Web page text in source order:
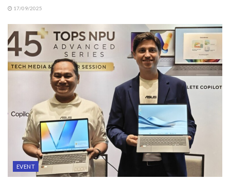
17/09/2025
EVENT